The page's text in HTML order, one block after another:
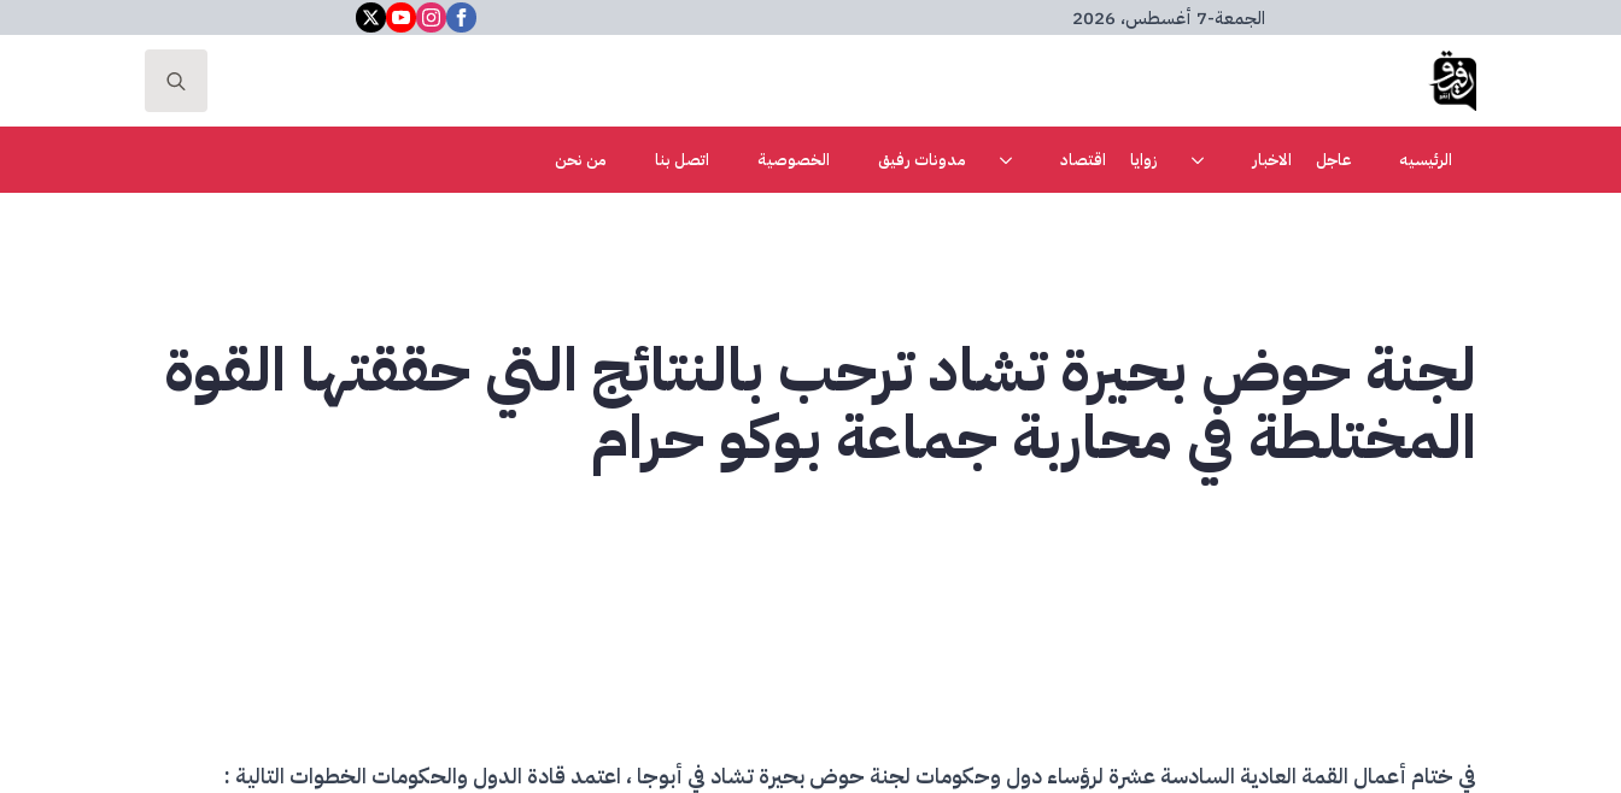
الجمعة-7 أغسطس، 2026
Search
الرئيسيه عاجل الاخبار زوايا اقتصاد مدونات رفيق الخصوصية اتصل بنا من نحن
لجنة حوض بحيرة تشاد ترحب بالنتائج التي حققتها القوة
المختلطة في محاربة جماعة بوكو حرام
في ختام أعمال القمة العادية السادسة عشرة لرؤساء دول وحكومات لجنة حوض بحيرة تشاد في أبوجا ، اعتمد قادة الدول والحكومات الخطوات التالية :